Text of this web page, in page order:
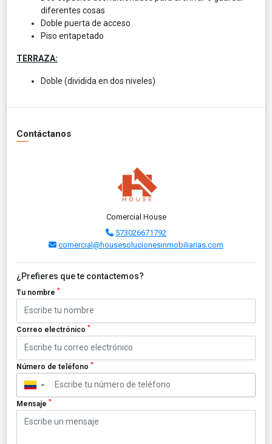
diferentes cosas
Doble puerta de acceso
Piso entapetado
TERRAZA:
Doble (dividida en dos niveles)
Contáctanos
Comercial House
573026671792
comercial@housesolucionesinmobiliarias.com
¿Prefieres que te contactemos?
Tu nombre *
Correo electrónico *
Número de teléfono *
▼
Mensaje *